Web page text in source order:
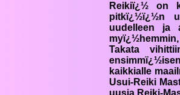
Reikiï¿½ on
pitkï¿½ï¿½n
uudelleen ja
Takata
kaikkialle
Usui-Reiki